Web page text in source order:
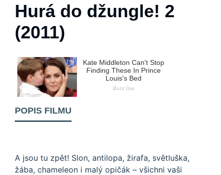
Hurá do džungle! 2
(2011)
POPIS FILMU
A jsou tu zpět! Slon, antilopa, žirafa, světluška,
žába, chameleon i malý opičák – všichni vaši